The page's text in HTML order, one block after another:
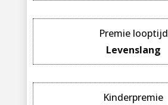
Premie looptijd
Levenslang
Kinderpremie